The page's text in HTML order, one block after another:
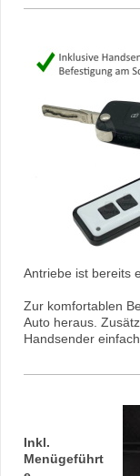
Antriebe ist bereits
Zur komfortablen
Auto heraus.
Handsender
Inkl.
Menügeführt